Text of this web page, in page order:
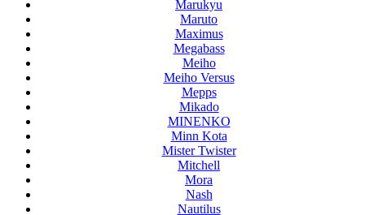
Marukyu
Maruto
Maximus
Megabass
Meiho
Meiho Versus
Mepps
Mikado
MINENKO
Minn Kota
Mister Twister
Mitchell
Mora
Nash
Nautilus